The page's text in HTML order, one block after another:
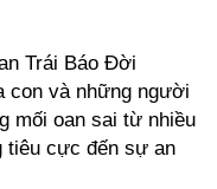
Trái Báo Đời
con và những người
mối oan sai từ nhiều
tiêu cực đến sự an